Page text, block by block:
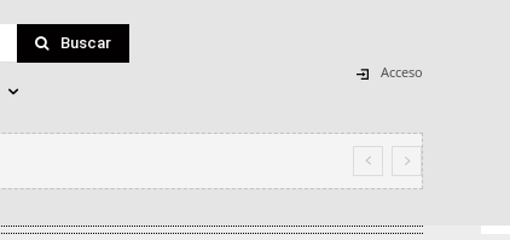
Buscar
Acceso